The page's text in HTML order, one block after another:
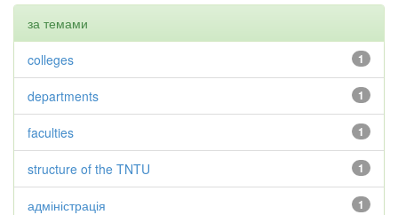
за темами
1
colleges
1
departments
1
faculties
1
structure of the TNTU
1
адміністрація